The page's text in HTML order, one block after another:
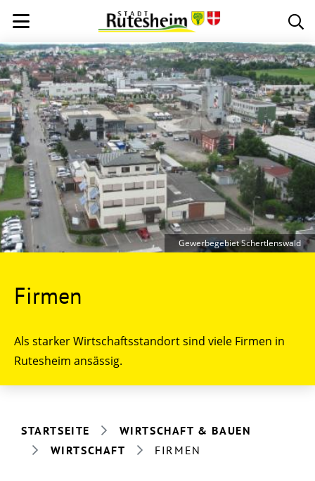
Firmen
Als starker Wirtschaftsstandort sind viele Firmen in
Rutesheim ansässig.
Gewerbegebiet Schertlenswald
STARTSEITE
WIRTSCHAFT & BAUEN
WIRTSCHAFT
FIRMEN